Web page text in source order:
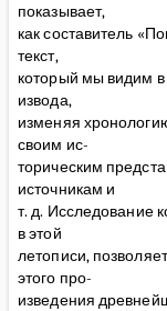
показывает,
как составитель
текст,
который мы видим
извода,
изменяя
своим ис-
торическим
источникам и
т. д. Исследование
в этой
летописи,
этого про-
изведения